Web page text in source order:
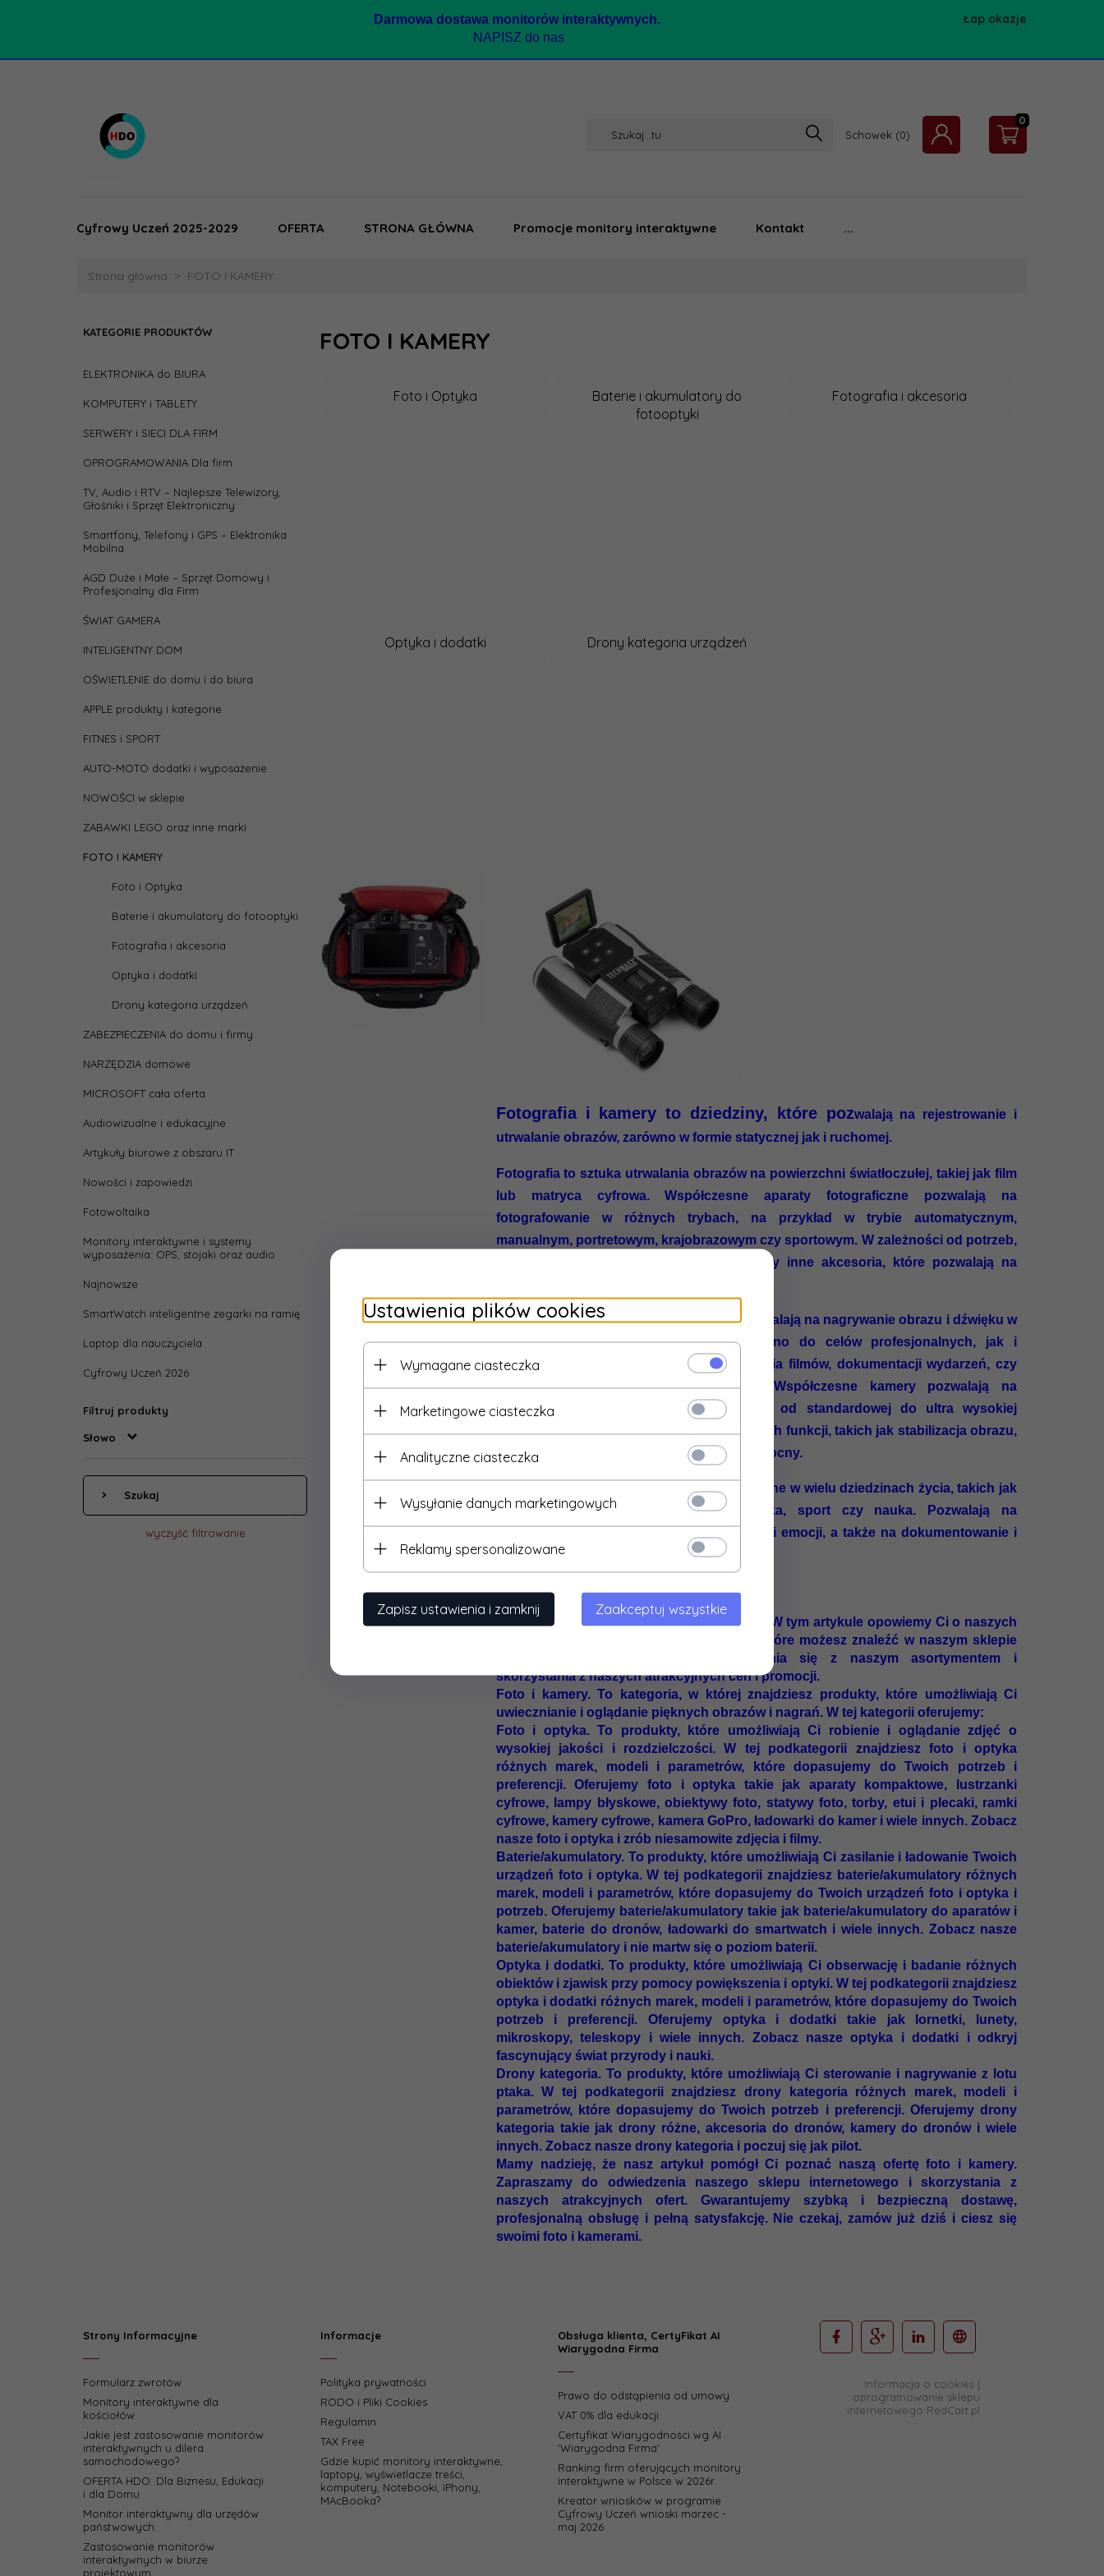
Darmowa dostawa monitorów interaktywnych.
NAPISZ do nas
Łap okazje
Schowek
0
Cyfrowy Uczeń 2025-2029 OFERTA STRONA GŁÓWNA Promocje monitory interaktywne Kontakt ...
Strona główna FOTO I KAMERY
KATEGORIE PRODUKTÓW
ELEKTRONIKA do BIURA
KOMPUTERY i TABLETY
SERWERY i SIECI DLA FIRM
OPROGRAMOWANIA Dla firm
TV, Audio i RTV – Najlepsze Telewizory,
Głośniki i Sprzęt Elektroniczny
Smartfony, Telefony i GPS – Elektronika
Mobilna
AGD Duże i Małe – Sprzęt Domowy i
Profesjonalny dla Firm
ŚWIAT GAMERA
INTELIGENTNY DOM
OŚWIETLENIE do domu i do biura
APPLE produkty i kategorie
FITNES i SPORT
AUTO-MOTO dodatki i wyposażenie
NOWOŚCI w sklepie
ZABAWKI LEGO oraz inne marki
FOTO I KAMERY
Foto i Optyka
Baterie i akumulatory do fotooptyki
Fotografia i akcesoria
Optyka i dodatki
Drony kategoria urządzeń
ZABEZPIECZENIA do domu i firmy
NARZĘDZIA domowe
MICROSOFT cała oferta
Audiowizualne i edukacyjne
Artykuły biurowe z obszaru IT
Nowości i zapowiedzi
Fotowoltaika
Monitory interaktywne i systemy
wyposażenia: OPS, stojaki oraz audio
Najnowsze
SmartWatch inteligentne zegarki na ramię
Laptop dla nauczyciela
Cyfrowy Uczeń 2026
Filtruj produkty
Słowo
Szukaj
wyczyść filtrowanie
FOTO I KAMERY
Foto i Optyka
Baterie i akumulatory do
fotooptyki
Fotografia i akcesoria
Optyka i dodatki Drony kategoria urządzeń
Fotografia i kamery to dziedziny, które pozwalają na rejestrowanie i
utrwalanie obrazów, zarówno w formie statycznej jak i ruchomej.
Fotografia to sztuka utrwalania obrazów na powierzchni światłoczułej, takiej jak film
lub matryca cyfrowa. Współczesne aparaty fotograficzne pozwalają na
fotografowanie w różnych trybach, na przykład w trybie automatycznym,
manualnym, portretowym, krajobrazowym czy sportowym. W zależności od potrzeb,
można wybierać różne obiektywy, filtry czy inne akcesoria, które pozwalają na
Kamery natomiast to urządzenia, które pozwalają na nagrywanie obrazu i dźwięku w
ruchu. Mogą być wykorzystywane zarówno do celów profesjonalnych, jak i
hobbystycznych, na przykład do nagrywania filmów, dokumentacji wydarzeń, czy
też zwykłych rodzinnych uroczystości. Współczesne kamery pozwalają na
nagrywanie w różnych rozdzielczościach, od standardowej do ultra wysokiej
definicji, a także posiadają wiele dodatkowych funkcji, takich jak stabilizacja obrazu,
nagrywanie w zwolnionym tempie czy tryb nocny.
Zarówno fotografie, jak i kamery, są niezbędne w wielu dziedzinach życia, takich jak
dziennikarstwo, sztuka, reklama, turystyka, sport czy nauka. Pozwalają na
utrwalanie i udostępnianie chwil, wydarzeń i emocji, a także na dokumentowanie i
analizowanie różnych zjawisk i procesów.
Tu
prezentujemy Ci naszą ofertę foto i kamery. W tym artykule opowiemy Ci o naszych
kategoriach i podkategoriach produktów, które możesz znaleźć w naszym sklepie
internetowym. Zapraszamy do zapoznania się z naszym asortymentem i
skorzystania z naszych atrakcyjnych cen i promocji.
Foto i kamery. To kategoria, w której znajdziesz produkty, które umożliwiają Ci
uwiecznianie i oglądanie pięknych obrazów i nagrań. W tej kategorii oferujemy:
Foto i optyka. To produkty, które umożliwiają Ci robienie i oglądanie zdjęć o
wysokiej jakości i rozdzielczości. W tej podkategorii znajdziesz foto i optyka
różnych marek, modeli i parametrów, które dopasujemy do Twoich potrzeb i
preferencji. Oferujemy foto i optyka takie jak aparaty kompaktowe, lustrzanki
cyfrowe, lampy błyskowe, obiektywy foto, statywy foto, torby, etui i plecaki, ramki
cyfrowe, kamery cyfrowe, kamera GoPro, ładowarki do kamer i wiele innych. Zobacz
nasze foto i optyka i zrób niesamowite zdjęcia i filmy.
Baterie/akumulatory. To produkty, które umożliwiają Ci zasilanie i ładowanie Twoich
urządzeń foto i optyka. W tej podkategorii znajdziesz baterie/akumulatory różnych
marek, modeli i parametrów, które dopasujemy do Twoich urządzeń foto i optyka i
potrzeb. Oferujemy baterie/akumulatory takie jak baterie/akumulatory do aparatów i
kamer, baterie do dronów, ładowarki do smartwatch i wiele innych. Zobacz nasze
baterie/akumulatory i nie martw się o poziom baterii.
Optyka i dodatki. To produkty, które umożliwiają Ci obserwację i badanie różnych
obiektów i zjawisk przy pomocy powiększenia i optyki. W tej podkategorii znajdziesz
optyka i dodatki różnych marek, modeli i parametrów, które dopasujemy do Twoich
potrzeb i preferencji. Oferujemy optyka i dodatki takie jak lornetki, lunety,
mikroskopy, teleskopy i wiele innych. Zobacz nasze optyka i dodatki i odkryj
fascynujący świat przyrody i nauki.
Drony kategoria. To produkty, które umożliwiają Ci sterowanie i nagrywanie z lotu
ptaka. W tej podkategorii znajdziesz drony kategoria różnych marek, modeli i
parametrów, które dopasujemy do Twoich potrzeb i preferencji. Oferujemy drony
kategoria takie jak drony różne, akcesoria do dronów, kamery do dronów i wiele
innych. Zobacz nasze drony kategoria i poczuj się jak pilot.
Mamy nadzieję, że nasz artykuł pomógł Ci poznać naszą ofertę foto i kamery.
Zapraszamy do odwiedzenia naszego sklepu internetowego i skorzystania z
naszych atrakcyjnych ofert. Gwarantujemy szybką i bezpieczną dostawę,
profesjonalną obsługę i pełną satysfakcję. Nie czekaj, zamów już dziś i ciesz się
swoimi foto i kamerami.
Strony Informacyjne
Formularz zwrotów
Monitory interaktywne dla
kościołów
Jakie jest zastosowanie monitorów
interaktywnych u dilera
samochodowego?
OFERTA HDO: Dla Biznesu, Edukacji
i dla Domu
Monitor interaktywny dla urzędów
państwowych.
Zastosowanie monitorów
interaktywnych w biurze
projektowym
Informacje
Polityka prywatności
RODO i Pliki Cookies
Regulamin
TAX Free
Gdzie kupić monitory interaktywne,
laptopy, wyświetlacze treści,
komputery, Notebooki, IPhony,
MAcBooka?
Obsługa klienta, CertyFikat AI
Wiarygodna Firma
Prawo do odstąpienia od umowy
VAT 0% dla edukacji
Certyfikat Wiarygodności wg AI
'Wiarygodna Firma'
Ranking firm oferujących monitory
interaktywne w Polsce w 2026r
Kreator wniosków w programie
Cyfrowy Uczeń wnioski marzec -
maj 2026
Informacja o cookies|
oprogramowanie sklepu
internetowego RedCart.pl
Ustawienia plików cookies
Wymagane ciasteczka
Marketingowe ciasteczka
Analityczne ciasteczka
Wysyłanie danych marketingowych
Reklamy spersonalizowane
Zapisz ustawienia i zamknij Zaakceptuj wszystkie